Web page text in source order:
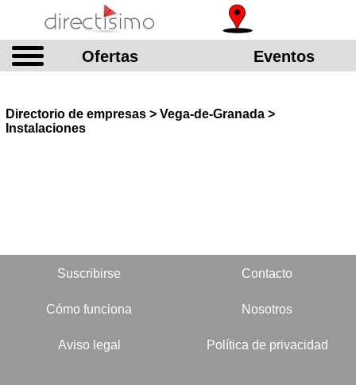
Ofertas Eventos
Directorio de empresas > Vega-de-Granada >
Instalaciones
Suscribirse Contacto
Cómo funciona Nosotros
Aviso legal Política de privacidad